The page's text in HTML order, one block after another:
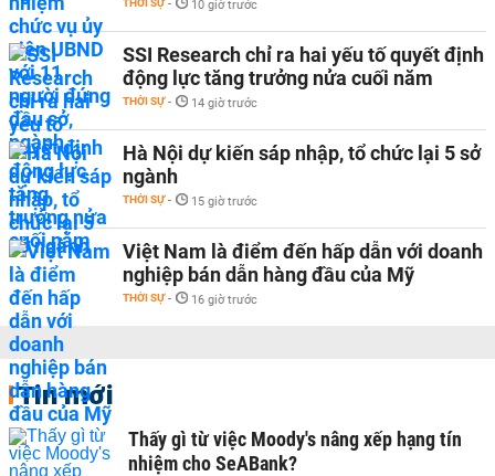
THỜI SỰ - 10 giờ trước
SSI Research chỉ ra hai yếu tố quyết định
động lực tăng trưởng nửa cuối năm
THỜI SỰ - 14 giờ trước
Hà Nội dự kiến sáp nhập, tổ chức lại 5 sở
ngành
THỜI SỰ - 15 giờ trước
Việt Nam là điểm đến hấp dẫn với doanh
nghiệp bán dẫn hàng đầu của Mỹ
THỜI SỰ - 16 giờ trước
Tin mới
Thấy gì từ việc Moody's nâng xếp hạng tín
nhiệm cho SeABank?